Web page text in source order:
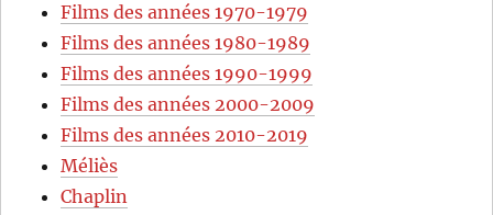
Films des années 1970-1979
Films des années 1980-1989
Films des années 1990-1999
Films des années 2000-2009
Films des années 2010-2019
Méliès
Chaplin